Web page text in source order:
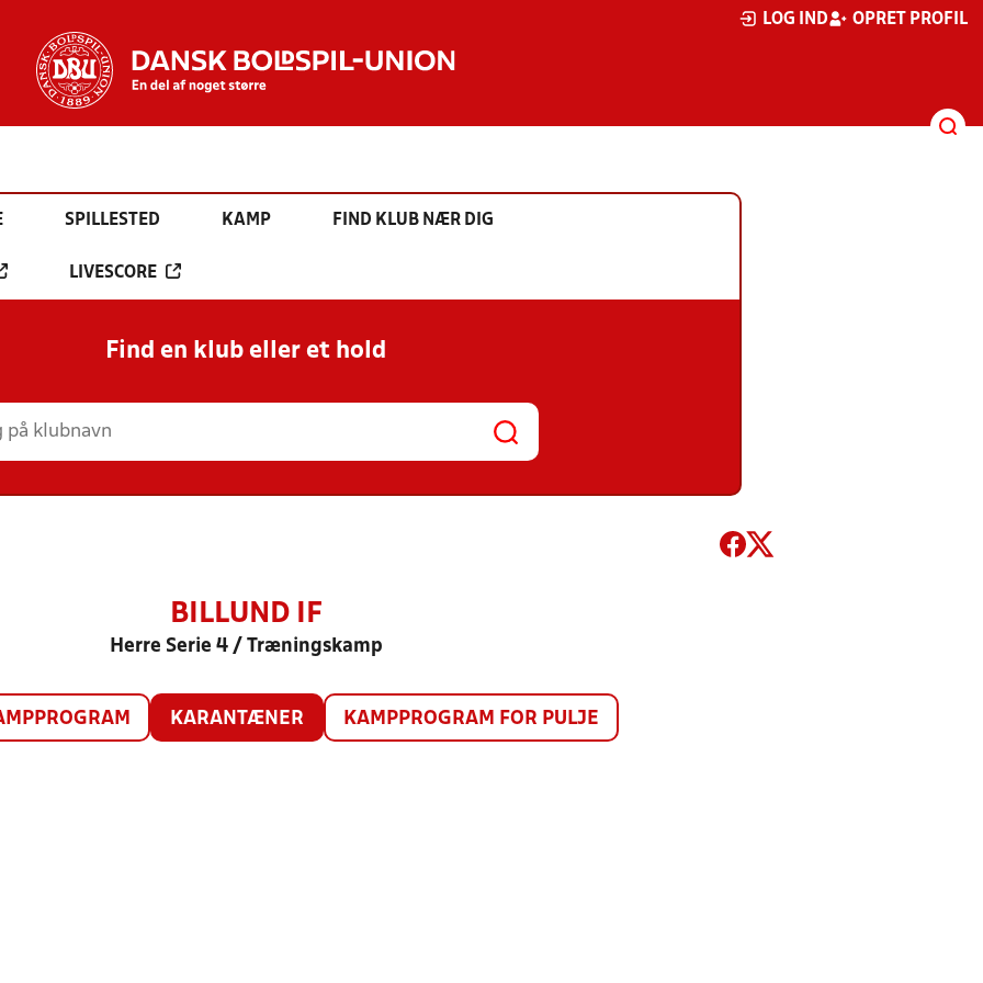
LOG IND OPRET PROFIL
SPILLESTED KAMP FIND KLUB NÆR DIG
LIVESCORE
Find en klub eller et hold
BILLUND IF
Herre Serie 4 / Træningskamp
KARANTÆNER KAMPPROGRAM FOR PULJE